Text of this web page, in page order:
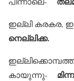
ഇല്ലി കരകര,
നെല്ലിക്ക.
കായുന്നു-